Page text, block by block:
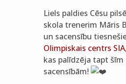
Liels paldies Cēsu
skola trenerim Māris
un sacensību
Olimpiskais centrs SIA
kas palīdzēja tapt
sacensībām!